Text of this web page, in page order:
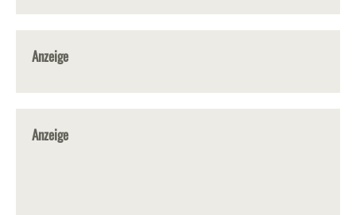
Anzeige
Anzeige